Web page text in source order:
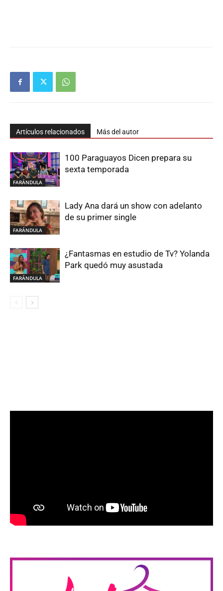
Artículos relacionados Más del autor
FARÁNDULA
100 Paraguayos Dicen prepara su
sexta temporada
FARÁNDULA
Lady Ana dará un show con adelanto
de su primer single
FARÁNDULA
¿Fantasmas en estudio de Tv? Yolanda
Park quedó muy asustada